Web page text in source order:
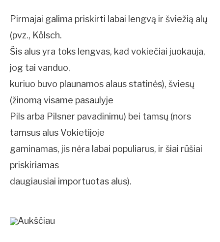
Pirmajai galima priskirti labai lengvą ir šviežią alų
(pvz., Kölsch.
Šis alus yra toks lengvas, kad vokiečiai juokauja,
jog tai vanduo,
kuriuo buvo plaunamos alaus statinės), šviesų
(žinomą visame pasaulyje
Pils arba Pilsner pavadinimu) bei tamsų (nors
tamsus alus Vokietijoje
gaminamas, jis nėra labai populiarus, ir šiai rūšiai
priskiriamas
daugiausiai importuotas alus).
Aukščiau